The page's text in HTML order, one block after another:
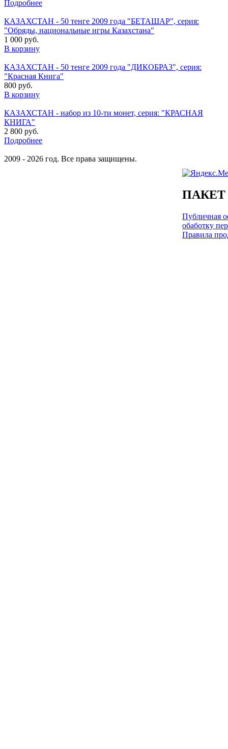
Подробнее
КАЗАХСТАН - 50 тенге 2009 года "БЕТАШАР", серия:
"Обряды, национальные игры Казахстана"
1 000 руб.
В корзину
КАЗАХСТАН - 50 тенге 2009 года "ДИКОБРАЗ", серия:
"Красная Книга"
800 руб.
В корзину
КАЗАХСТАН - набор из 10-ти монет, серия: "КРАСНАЯ
КНИГА"
2 800 руб.
Подробнее
2009 - 2026 год. Все права защищены.
Публичная
обаботку
Правила